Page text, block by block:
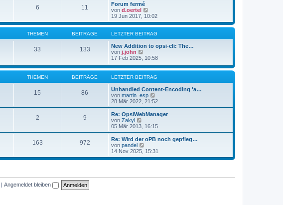
B
e
t
r
a
g
r
e
i
g
6 11
Forum fermé
von d.oertel
e
u
e
s
t
e
B
i
t
a
g
19 Jun 2017, 10:02
THEMEN BEITRÄGE LETZTER BEITRAG
33 133
New Addition to opsi-cli: The…
von j.john
e
e
s
e
r
B
e
t
r
a
g
17 Feb 2025, 10:58
THEMEN BEITRÄGE LETZTER BEITRAG
15 86
Unhandled Content-Encoding 'a…
von martin_esp
e
u
e
t
B
e
i
t
g
28 Mär 2022, 21:52
2 9
Re: OpsiWebManager
von Zakyl
e
u
e
s
t
e
r
i
05 Mär 2013, 16:15
163 972
Re: Wird der oPB noch gepfleg…
von pandel
e
u
14 Nov 2025, 15:31
| Angemeldet bleiben